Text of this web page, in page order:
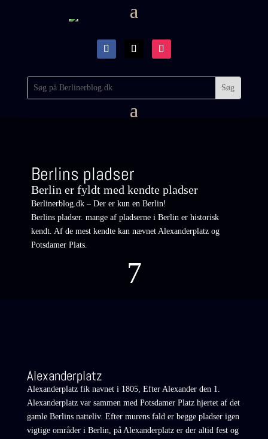
Berlins pladser
Berlin er fyldt med kendte pladser
Berlinerblog.dk – Der er kun en Berlin!
Berlins pladser. mange af pladserne i Berlin er historisk
kendt. Af de mest kendte kan nævnet Alexanderplatz og
Potsdamer Plats.
7
Alexanderplatz
Alexanderplatz fik navnet i 1805, Efter Alexander den 1.
Alexanderplatz var sammen med Potsdamer Platz hjertet af det
gamle Berlins natteliv. Efter murens fald er begge pladser igen
vigtige områder i Berlin, på Alexanderplatz er der altid fest og